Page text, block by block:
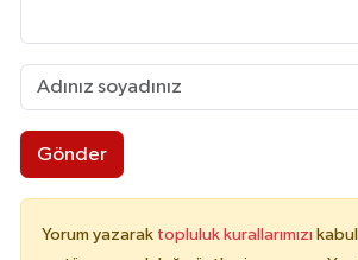
Gönder
Yorum yazarak topluluk kurallarımızı